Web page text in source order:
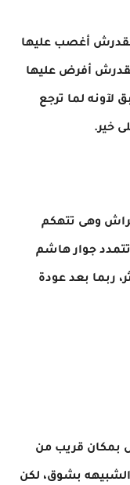
مقدرش أغصب عليها
أفرض عليها
لآونه لما ترجع
خير.
وهى تتهكم
جوار هاشم
ربما بعد عودة
بمكان قريب من
الشبيهه بشوق، لكن